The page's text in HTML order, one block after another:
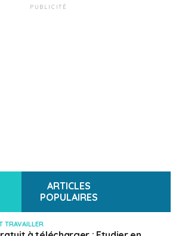
PUBLICITÉ
ARTICLES
POPULAIRES
TRAVAILLER